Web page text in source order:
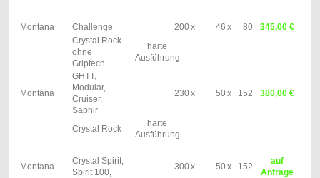
Montana Challenge 200x 46 x 80
345,00 €
Crystal Rock
ohne
Griptech
harte
Ausführung
Montana
GHTT,
Modular,
Cruiser,
Saphir
230x 50x 152 380,00 €
Crystal Rock
harte
Ausführung
Montana
Crystal Spirit,
Spirit 100,
300x 50x 152
auf
Anfrage